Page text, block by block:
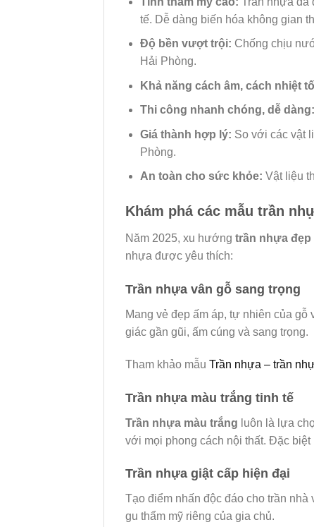
tế. Dễ dàng biến hóa không gian
Độ bền vượt trội: Chống chịu
Hải Phòng.
Khả năng cách âm, cách nhiệt
Thi công nhanh chóng, dễ dàng:
Giá thành hợp lý: So với các vật
Phòng.
An toàn cho sức khỏe: Vật liệu
Khám phá các mẫu trần
Năm 2025, xu hướng trần nhựa đẹp
nhựa được yêu thích:
Trần nhựa vân gỗ sang trọng
Mang vẻ đẹp ấm áp, tự nhiên của gỗ
giác gần gũi, ấm cúng và sang trọng.
Tham khảo mẫu Trần nhựa – trần
Trần nhựa màu trắng tinh tế
Trần nhựa màu trắng luôn là lựa
với mọi phong cách nội thất. Đặc
Trần nhựa giật cấp hiện đại
Tạo điểm nhấn độc đáo cho trần
gu thẩm mỹ riêng của gia chủ.